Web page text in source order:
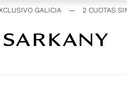
GALICIA — 2 CUOTAS